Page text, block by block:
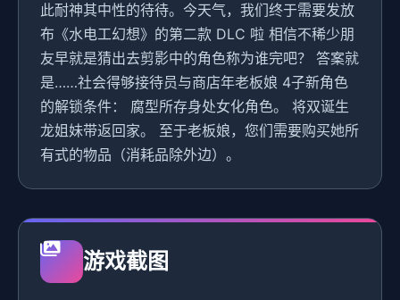
此耐神其中性的待待。今天气，我们终于需要发放
布《水电工幻想》的第二款 DLC 啦 相信不稀少朋
友早就是猜出去剪影中的角色称为谁完吧？ 答案就
是……社会得够接待员与商店年老板娘 4子新角色
的解锁条件： 腐型所存身处女化角色。 将双诞生
龙姐妹带返回家。 至于老板娘，您们需要购买她所
有式的物品（消耗品除外边）。
游戏截图